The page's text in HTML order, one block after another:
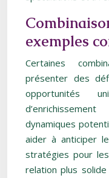
exemples
Certaines
présenter des
opportunités
dynamiques
aider à anticiper
stratégies pour
relation plus solide